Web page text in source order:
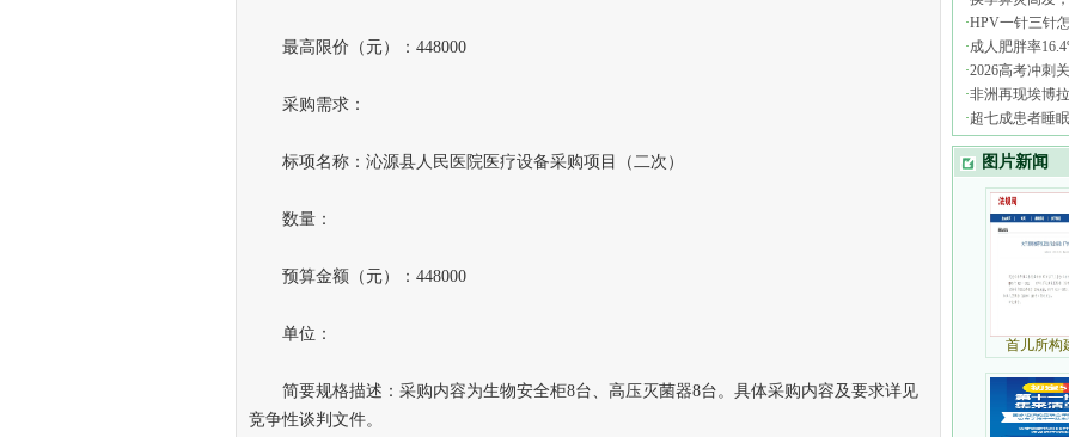
最高限价（元）：448000
采购需求：
标项名称：沁源县人民医院医疗设备采购项目（二次）
数量：
预算金额（元）：448000
单位：
简要规格描述：采购内容为生物安全柜8台、高压灭菌器8台。具体采购内容及要求详见
竞争性谈判文件。